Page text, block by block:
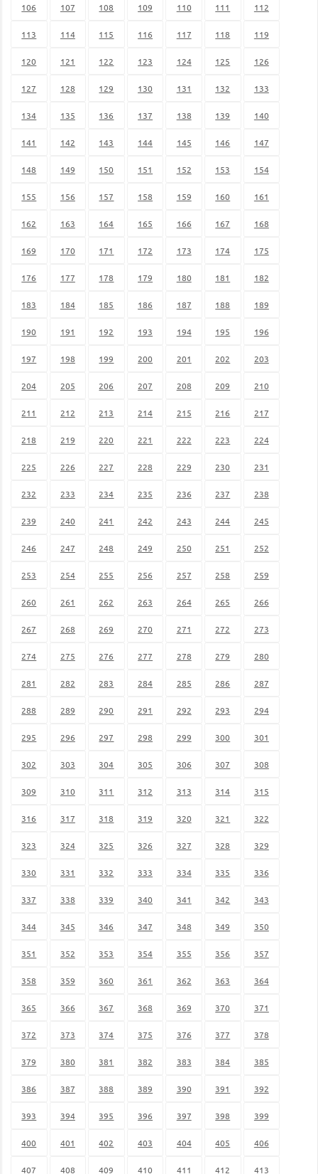
106 107 108 109 110 111 112
113 114 115 116 117 118 119
120 121 122 123 124 125 126
127 128 129 130 131 132 133
134 135 136 137 138 139 140
141 142 143 144 145 146 147
148 149 150 151 152 153 154
155 156 157 158 159 160 161
162 163 164 165 166 167 168
169 170 171 172 173 174 175
176 177 178 179 180 181 182
183 184 185 186 187 188 189
190 191 192 193 194 195 196
197 198 199 200 201 202 203
204 205 206 207 208 209 210
211 212 213 214 215 216 217
218 219 220 221 222 223 224
225 226 227 228 229 230 231
232 233 234 235 236 237 238
239 240 241 242 243 244 245
246 247 248 249 250 251 252
253 254 255 256 257 258 259
260 261 262 263 264 265 266
267 268 269 270 271 272 273
274 275 276 277 278 279 280
281 282 283 284 285 286 287
288 289 290 291 292 293 294
295 296 297 298 299 300 301
302 303 304 305 306 307 308
309 310 311 312 313 314 315
316 317 318 319 320 321 322
323 324 325 326 327 328 329
330 331 332 333 334 335 336
337 338 339 340 341 342 343
344 345 346 347 348 349 350
351 352 353 354 355 356 357
358 359 360 361 362 363 364
365 366 367 368 369 370 371
372 373 374 375 376 377 378
379 380 381 382 383 384 385
386 387 388 389 390 391 392
393 394 395 396 397 398 399
400 401 402 403 404 405 406
407 408 409 410 411 412 413